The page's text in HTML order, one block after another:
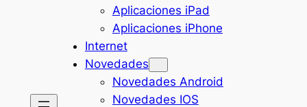
Aplicaciones iPad
Aplicaciones iPhone
Internet
Novedades
Novedades Android
Novedades IOS